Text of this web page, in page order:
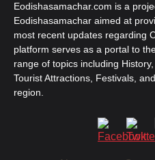
Eodishasamachar.com is a
Eodishasamachar aimed at
most recent updates regarding
platform serves as a portal to
range of topics including
Tourist Attractions, Festivals,
region.